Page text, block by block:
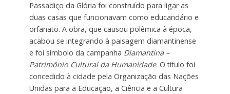
Passadiço da Glória foi construído para ligar as
duas casas que funcionavam como educandário e
orfanato. A obra, que causou polêmica à época,
acabou se integrando à paisagem diamantinense
e foi símbolo da campanha Diamantina –
Patrimônio Cultural da Humanidade. O título foi
concedido à cidade pela Organização das Nações
Unidas para a Educação, a Ciência e a Cultura